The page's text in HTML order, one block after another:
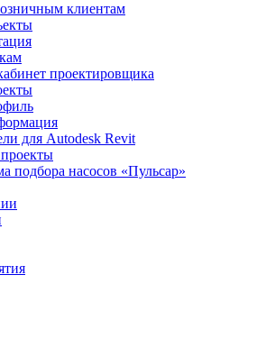
клиентам
проектировщика
для Autodesk Revit
подбора насосов «Пульсар»